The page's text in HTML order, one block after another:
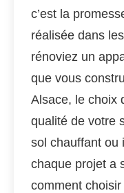
c’est la
réalisée dans
rénoviez un
que vous
Alsace, le choix
qualité de votre
sol chauffant
chaque projet a
comment